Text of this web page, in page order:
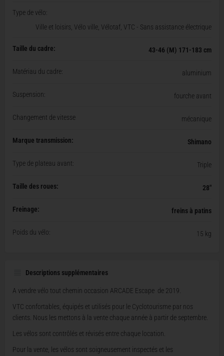
Type de vélo:
Ville et loisirs, Vélo ville, Vélotaf, VTC - Sans assistance électrique
Taille du cadre: 43-46 (M) 171-183 cm
Matériau du cadre: aluminium
Suspension: fourche avant
Changement de vitesse mécanique
Marque transmission: Shimano
Type de plateau avant: Triple
Taille des roues: 28"
Freinage: freins à patins
Poids du vélo: 15 kg
Descriptions supplémentaires
A vendre vélo tout chemin occasion ARCADE Escape de 2019.
VTC confortables, équipés et utilisés pour le Cyclotourisme par nos
clients. Nous les mettons à la vente chaque année à partir de septembre.
Les vélos sont contrôlés et révisés entre chaque location.
Pour la vente, les vélos sont soigneusement inspectés et les